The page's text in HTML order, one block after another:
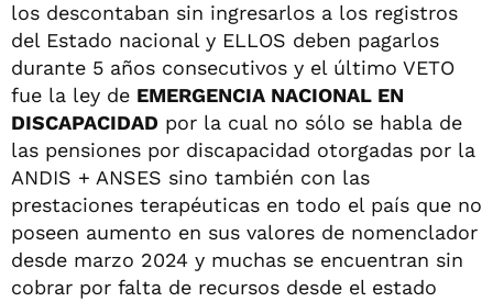
los descontaban sin ingresarlos a los registros
del Estado nacional y ELLOS deben pagarlos
durante 5 años consecutivos y el último VETO
fue la ley de EMERGENCIA NACIONAL EN
DISCAPACIDAD por la cual no sólo se habla de
las pensiones por discapacidad otorgadas por la
ANDIS + ANSES sino también con las
prestaciones terapéuticas en todo el país que no
poseen aumento en sus valores de nomenclador
desde marzo 2024 y muchas se encuentran sin
cobrar por falta de recursos desde el estado